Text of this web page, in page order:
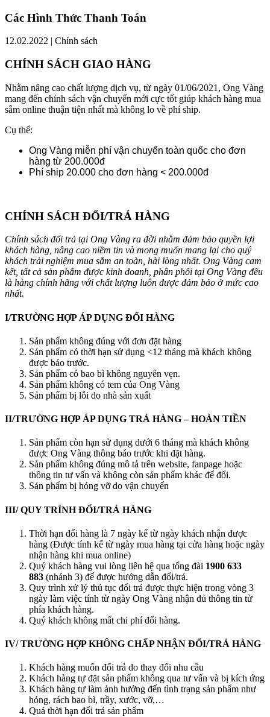
Các Hình Thức Thanh Toán
12.02.2022 | Chính sách
CHÍNH SÁCH GIAO HÀNG
Nhằm nâng cao chất lượng dịch vụ, từ ngày 01/06/2021, Ong Vàng
mang đến chính sách vận chuyển mới cực tốt giúp khách hàng mua
sắm online thuận tiện nhất mà không lo về phí ship.
Cụ thể:
Ong Vàng miễn phí vận chuyển toàn quốc cho đơn
hàng từ 200.000đ
Phí ship 20.000 cho đơn hàng < 200.000đ
CHÍNH SÁCH ĐỔI/TRẢ HÀNG
Chính sách đổi trả tại Ong Vàng ra đời nhằm đảm bảo quyền lợi
khách hàng, nâng cao niềm tin và mong muốn mang lại cho quý
khách trải nghiệm mua sắm an toàn, hài lòng nhất. Ong Vàng cam
kết, tất cả sản phẩm được kinh doanh, phân phối tại Ong Vàng đều
là hàng chính hãng với chất lượng luôn được đảm bảo ở mức cao
nhất.
I/TRƯỜNG HỢP ÁP DỤNG ĐỔI HÀNG
Sản phẩm không đúng với đơn đặt hàng
Sản phẩm có thời hạn sử dụng <12 tháng mà khách không
được báo trước.
Sản phẩm có bao bì không nguyên vẹn.
Sản phẩm không có tem của Ong Vàng
Sản phẩm bị lỗi do nhà sản xuất
II/TRƯỜNG HỢP ÁP DỤNG TRẢ HÀNG – HOÀN TIỀN
Sản phẩm còn hạn sử dụng dưới 6 tháng mà khách không
được Ong Vàng thông báo trước khi đặt hàng.
Sản phẩm không đúng mô tả trên website, fanpage hoặc
thông tin tư vấn và không còn sản phẩm khác để đổi.
Sản phẩm bị hỏng vỡ do vận chuyển
III/ QUY TRÌNH ĐỔI/TRẢ HÀNG
Thời hạn đổi hàng là 7 ngày kể từ ngày khách nhận được
hàng (Được tính kể từ ngày mua hàng tại cửa hàng hoặc ngày
nhận hàng khi mua online)
Quý khách hàng vui lòng liên hệ qua tổng đài 1900 633
883 (nhánh 3) để được hướng dẫn đổi/trả.
Quy trình xử lý thủ tục đổi trả được thực hiện trong vòng 3
ngày làm việc tính từ ngày Ong Vàng nhận đủ thông tin từ
phía khách hàng.
Quý khách không mất chi phí đổi hàng.
IV/ TRƯỜNG HỢP KHÔNG CHẤP NHẬN ĐỔI/TRẢ HÀNG
Khách hàng muốn đổi trả do thay đổi nhu cầu
Khách hàng tự đặt sản phẩm không qua tư vấn và bị kích ứng
Khách hàng tự làm ảnh hưởng đến tình trạng sản phẩm như
hỏng, rách bao bì, trầy, xước, vỡ,…
Quá thời hạn đổi trả sản phẩm